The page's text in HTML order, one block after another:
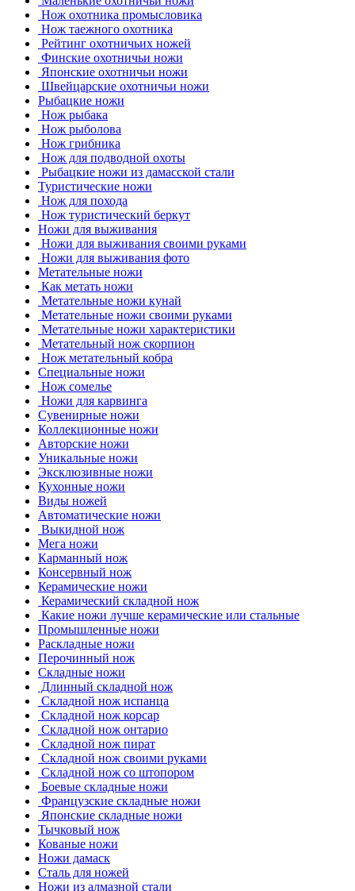
Нож охотника промысловика
Нож таежного охотника
Рейтинг охотничьих ножей
Финские охотничьи ножи
Японские охотничьи ножи
Швейцарские охотничьи ножи
Рыбацкие ножи
Нож рыбака
Нож рыболова
Нож грибника
Нож для подводной охоты
Рыбацкие ножи из дамасской стали
Туристические ножи
Нож для похода
Нож туристический беркут
Ножи для выживания
Ножи для выживания своими руками
Ножи для выживания фото
Метательные ножи
Как метать ножи
Метательные ножи кунай
Метательные ножи своими руками
Метательные ножи характеристики
Метательный нож скорпион
Нож метательный кобра
Специальные ножи
Нож сомелье
Ножи для карвинга
Сувенирные ножи
Коллекционные ножи
Авторские ножи
Уникальные ножи
Эксклюзивные ножи
Кухонные ножи
Виды ножей
Автоматические ножи
Выкидной нож
Мега ножи
Карманный нож
Консервный нож
Керамические ножи
Керамический складной нож
Какие ножи лучше керамические или стальные
Промышленные ножи
Раскладные ножи
Перочинный нож
Складные ножи
Длинный складной нож
Складной нож испанца
Складной нож корсар
Складной нож онтарио
Складной нож пират
Складной нож своими руками
Складной нож со штопором
Боевые складные ножи
Французские складные ножи
Японские складные ножи
Тычковый нож
Кованые ножи
Ножи дамаск
Сталь для ножей
Ножи из алмазной стали